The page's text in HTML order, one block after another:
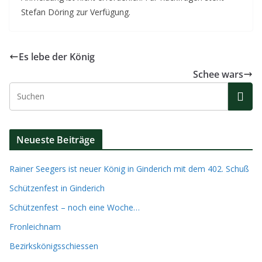
Stefan Döring zur Verfügung.
Es lebe der König
Schee wars
Neueste Beiträge
Rainer Seegers ist neuer König in Ginderich mit dem 402. Schuß
Schützenfest in Ginderich
Schützenfest – noch eine Woche…
Fronleichnam
Bezirkskönigsschiessen